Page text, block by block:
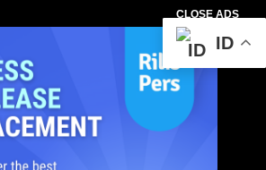
CLOSE ADS
ID